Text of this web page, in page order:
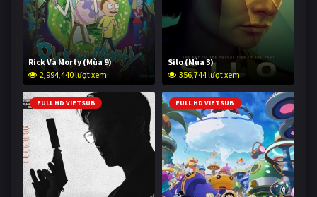
Rick Và Morty (Mùa 9)
2,994,440 lượt xem
Silo (Mùa 3)
356,744 lượt xem
FULL HD VIETSUB FULL HD VIETSUB